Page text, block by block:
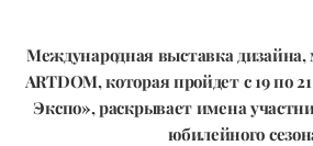
Международная выставка дизайна,
ARTDOM, которая пройдет с 19 по
Экспо», раскрывает имена
юбилейного